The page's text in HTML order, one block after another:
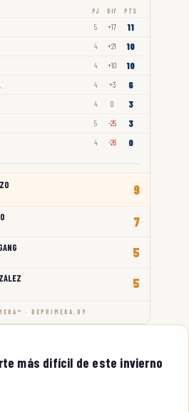
PJ DIF PTS
5 +17 11
4 +21 10
4 +10 10
4 +3 6
4 0 3
5 -25 3
4 -26 0
9
7
5
5
· DEPRIMERA.UY
más difícil de este invierno